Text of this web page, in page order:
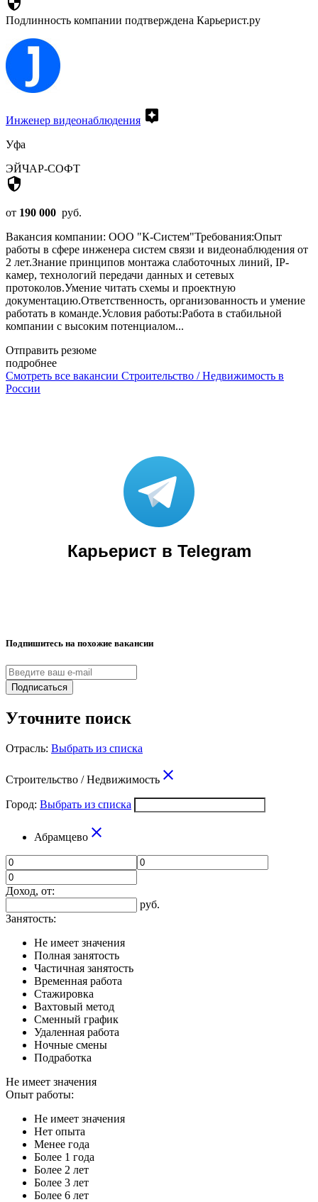
Подлинность компании подтверждена Карьерист.ру
Инженер видеонаблюдения assistant
Уфа
ЭЙЧАР-СОФТ
security
от 190 000 руб.
Вакансия компании: ООО "К-Систем"Требования:Опыт
работы в сфере инженера систем связи и видеонаблюдения от
2 лет.Знание принципов монтажа слаботочных линий, IP-
камер, технологий передачи данных и сетевых
протоколов.Умение читать схемы и проектную
документацию.Ответственность, организованность и умение
работать в команде.Условия работы:Работа в стабильной
компании с высоким потенциалом...
Отправить резюме
подробнее
Смотреть все вакансии Строительство / Недвижимость в
России
Карьерист в Telegram
Подпишитесь на похожие вакансии
Подписаться
Уточните поиск
Отрасль: Выбрать из списка
Строительство / Недвижимость close
Город: Выбрать из списка
Абрамцево close
Доход, от:
руб.
Занятость:
Не имеет значения
Полная занятость
Частичная занятость
Временная работа
Стажировка
Вахтовый метод
Сменный график
Удаленная работа
Ночные смены
Подработка
Не имеет значения
Опыт работы:
Не имеет значения
Нет опыта
Менее года
Более 1 года
Более 2 лет
Более 3 лет
Более 6 лет